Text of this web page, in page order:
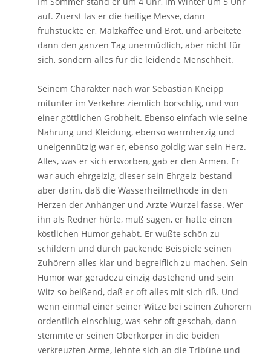
auf. Zuerst las er die heilige Messe, dann
frühstückte er, Malzkaffee und Brot, und arbeitete
dann den ganzen Tag unermüdlich, aber nicht für
sich, sondern alles für die leidende Menschheit.
Seinem Charakter nach war Sebastian Kneipp
mitunter im Verkehre ziemlich borschtig, und von
einer göttlichen Grobheit. Ebenso einfach wie seine
Nahrung und Kleidung, ebenso warmherzig und
uneigennützig war er, ebenso goldig war sein Herz.
Alles, was er sich erworben, gab er den Armen. Er
war auch ehrgeizig, dieser sein Ehrgeiz bestand
aber darin, daß die Wasserheilmethode in den
Herzen der Anhänger und Ärzte Wurzel fasse. Wer
ihn als Redner hörte, muß sagen, er hatte einen
köstlichen Humor gehabt. Er wußte schön zu
schildern und durch packende Beispiele seinen
Zuhörern alles klar und begreiflich zu machen. Sein
Humor war geradezu einzig dastehend und sein
Witz so beißend, daß er oft alles mit sich riß. Und
wenn einmal einer seiner Witze bei seinen Zuhörern
ordentlich einschlug, was sehr oft geschah, dann
stemmte er seinen Oberkörper in die beiden
verkreuzten Arme, lehnte sich an die Tribüne und